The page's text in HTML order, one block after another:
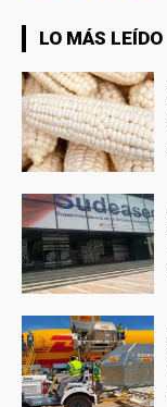
LO MÁS LEÍDO